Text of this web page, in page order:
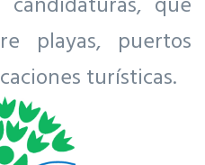
playas, puertos
turísticas.